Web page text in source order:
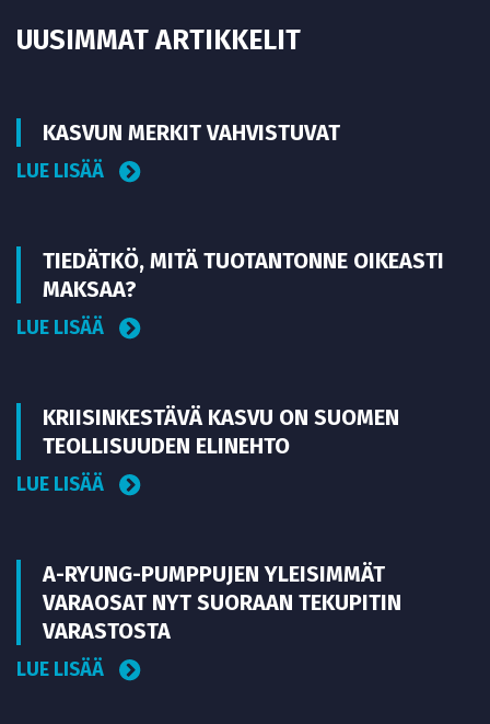
UUSIMMAT ARTIKKELIT
KASVUN MERKIT VAHVISTUVAT
LUE LISÄÄ
TIEDÄTKÖ, MITÄ TUOTANTONNE OIKEASTI
MAKSAA?
LUE LISÄÄ
KRIISINKESTÄVÄ KASVU ON SUOMEN
TEOLLISUUDEN ELINEHTO
LUE LISÄÄ
A-RYUNG-PUMPPUJEN YLEISIMMÄT
VARAOSAT NYT SUORAAN TEKUPITIN
VARASTOSTA
LUE LISÄÄ